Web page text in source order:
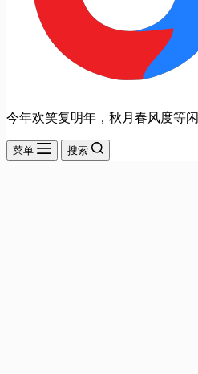
今年欢笑复明年，秋月春风度等闲
菜单 搜索